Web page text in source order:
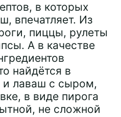
в которых
впечатляет. Из
пиццы, рулеты
А в качестве
найдётся в
и лаваш с сыром,
в виде пирога
не сложной